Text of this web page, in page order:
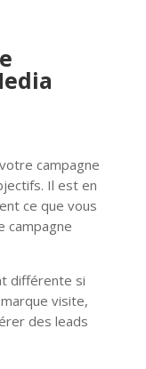
campagne
Il est en
ce que vous
campagne
différente si
visite,
des leads